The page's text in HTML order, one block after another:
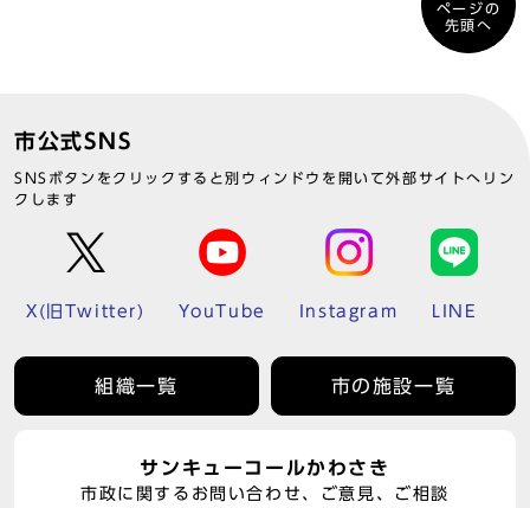
ページの
先頭へ
市公式SNS
SNSボタンをクリックすると別ウィンドウを開いて外部サイトへリン
クします
X(旧Twitter) YouTube Instagram LINE
組織一覧 市の施設一覧
サンキューコールかわさき
市政に関するお問い合わせ、ご意見、ご相談